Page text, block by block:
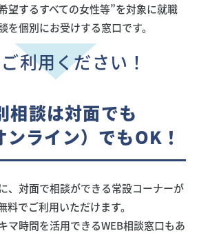
望するすべての女性等”を対象に就職
を個別にお受けする窓口です。
利用ください！
相談は対面でも
ンライン）でもOK！
、対面で相談ができる常設コーナーが
料でご利用いただけます。
マ時間を活用できるWEB相談窓口もあ